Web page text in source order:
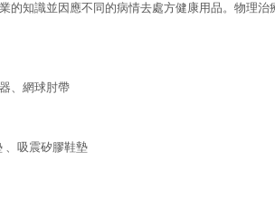
的知識並因應不同的病情去處方健康用品。物理
、網球肘帶
、吸震矽膠鞋墊